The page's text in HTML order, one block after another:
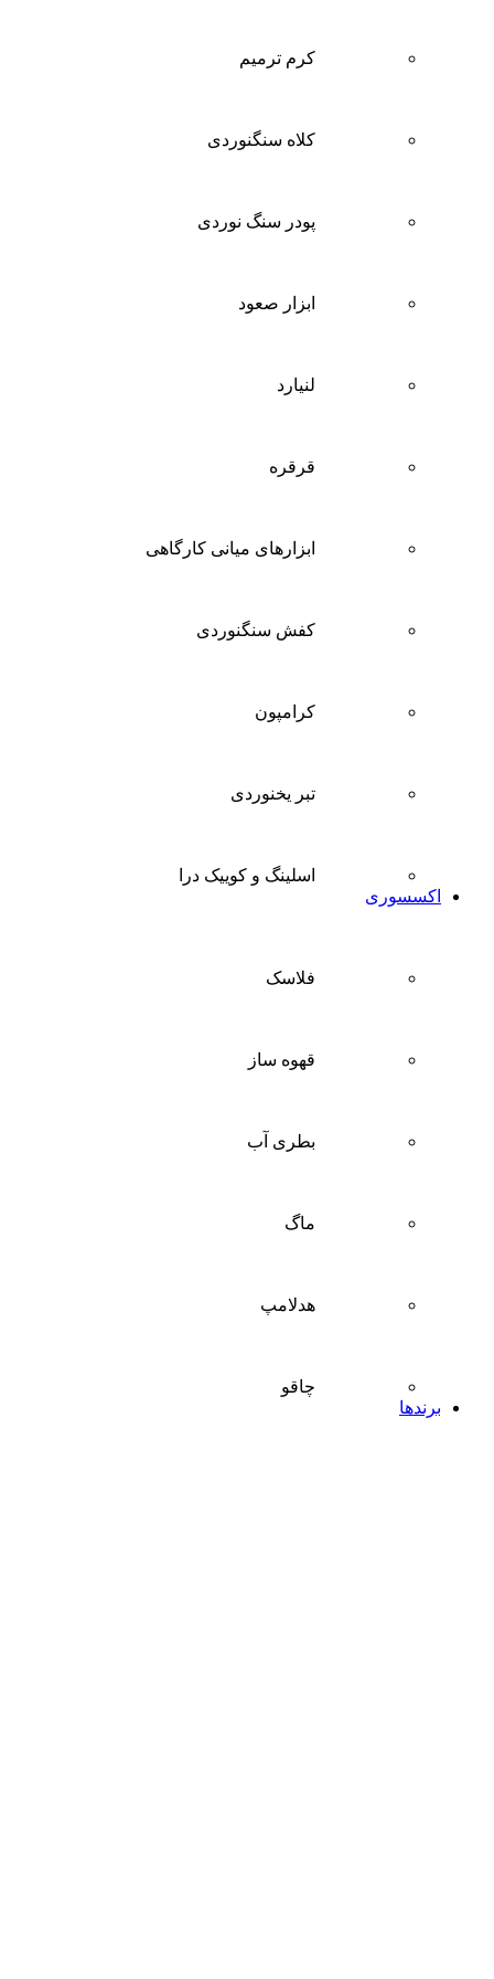
کرم ترمیم
کلاه سنگنوردی
پودر سنگ نوردی
ابزار صعود
لنیارد
قرقره
ابزارهای میانی کارگاهی
کفش سنگنوردی
کرامپون
تبر یخنوردی
اسلینگ و کوییک درا
اکسسوری
فلاسک
قهوه ساز
بطری آب
ماگ
هدلامپ
چاقو
برندها